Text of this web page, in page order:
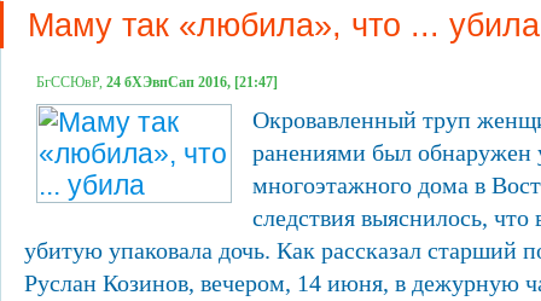
Маму так «любила», что ... убила
БгССЮвР, 24 бХЭвпСап 2016, [21:47]
Окровавленный труп
ранениями был обнаружен
многоэтажного дома в
следствия выяснилось,
убитую упаковала дочь. Как рассказал старший
Руслан Козинов, вечером, 14 июня, в дежурную